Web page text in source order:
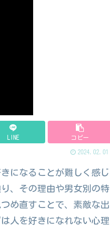
LINE コピー
2024.02.01
になることが難しく感じ
、その理由や男女別の特
め直すことで、素敵な出
人を好きになれない心理